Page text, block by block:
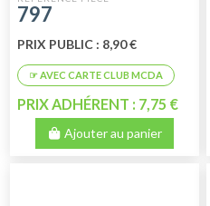
797
PRIX PUBLIC : 8,90 €
PRIX ADHÉRENT : 7,75 €
Ajouter au panier